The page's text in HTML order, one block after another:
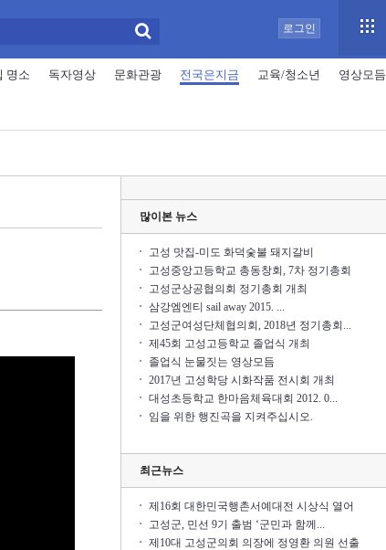
로그인
명소 독자영상 문화관광 전국은지금 교육/청소년 영상모듬
많이본 뉴스
고성 맛집-미도 화덕숯불 돼지갈비
고성중앙고등학교 총동창회, 7차 정기총회
고성군상공협의회 정기총회 개최
삼강엠엔티 sail away 2015. ...
고성군여성단체협의회, 2018년 정기총회...
제45회 고성고등학교 졸업식 개최
졸업식 눈물짓는 영상모듬
2017년 고성학당 시화작품 전시회 개최
대성초등학교 한마음체육대회 2012. 0...
임을 위한 행진곡을 지켜주십시오.
최근뉴스
제16회 대한민국행촌서예대전 시상식 열어
고성군, 민선 9기 출범 ‘군민과 함께...
제10대 고성군의회 의장에 정영환 의원 선출